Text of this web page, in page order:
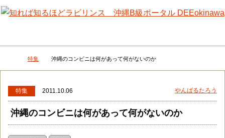
メニュー 検
DEEokinawaトップ
特集 沖縄のコンビニは何があって何がないのか
特集 2011.10.06 やんばるたろう
沖縄のコンビニは何があって何がないのか